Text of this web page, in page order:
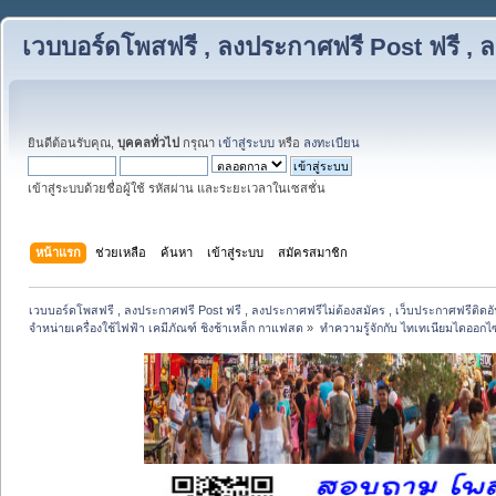
เวบบอร์ดโพสฟรี , ลงประกาศฟรี Post ฟรี ,
ยินดีต้อนรับคุณ, บุคคลทั่วไป กรุณา เข้าสู่ระบบ หรือ ลงทะเบียน
เข้าสู่ระบบด้วยชื่อผู้ใช้ รหัสผ่าน และระยะเวลาในเซสชั่น
หน้าแรก ช่วยเหลือ ค้นหา เข้าสู่ระบบ สมัครสมาชิก
เวบบอร์ดโพสฟรี , ลงประกาศฟรี Post ฟรี , ลงประกาศฟรีไม่ต้องสมัคร , เว็บประกาศฟรีติด
จำหน่ายเครื่องใช้ไฟฟ้า เคมีภัณฑ์ ชิงช้าเหล็ก กาแฟสด » ทำความรู้จักกับ ไทเทเนียมไดออก